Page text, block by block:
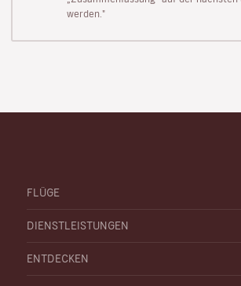
werden."
FLÜGE
DIENSTLEISTUNGEN
ENTDECKEN